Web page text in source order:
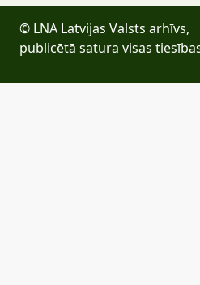
© LNA Latvijas Valsts arhīvs,
publicētā satura visas